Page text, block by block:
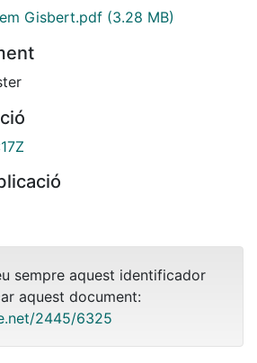
Gisbert.pdf (3.28 MB)
sempre aquest identificador
aquest document:
2445/6325